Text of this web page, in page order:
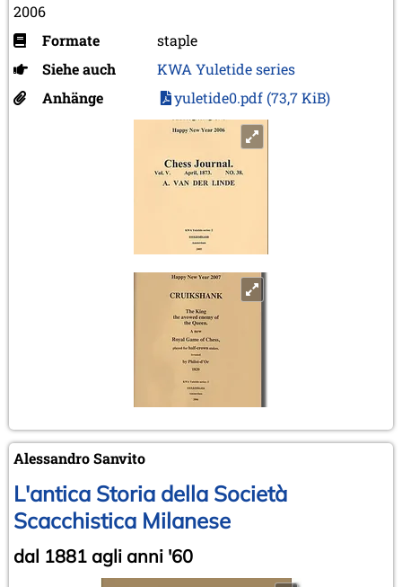
2006
Formate
staple
Siehe auch
KWA Yuletide series
Anhänge
yuletide0.pdf (73,7 KiB)
Alessandro Sanvito
L'antica Storia della Società
Scacchistica Milanese
dal 1881 agli anni '60